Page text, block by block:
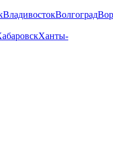
ВладивостокВолгоград
Ханты-